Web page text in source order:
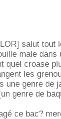
salut tout
male dans
quel croase
les
une genre de
genre de
ce bac?